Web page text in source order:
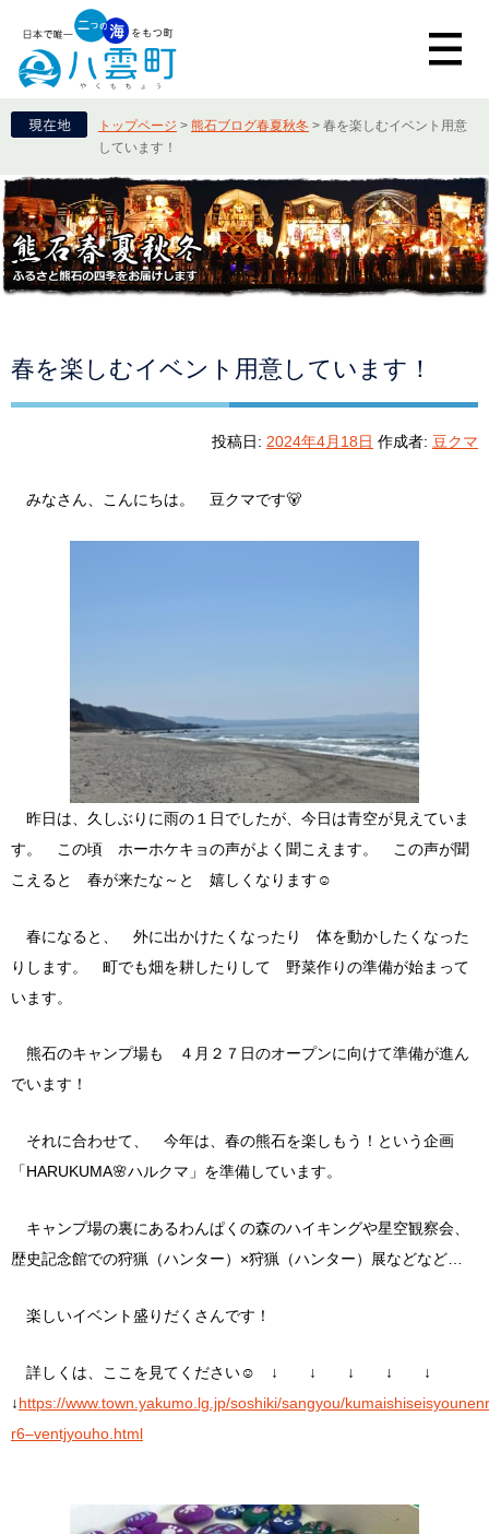
トップページ > 熊石ブログ春夏秋冬 > 春を楽しむイベント用意
しています！
春を楽しむイベント用意しています！
投稿日: 2024年4月18日 作成者: 豆クマ
みなさん、こんにちは。 豆クマです🐻
昨日は、久しぶりに雨の１日でしたが、今日は青空が見えていま
す。 この頃 ホーホケキョの声がよく聞こえます。 この声が聞
こえると 春が来たな～と 嬉しくなります☺
春になると、 外に出かけたくなったり 体を動かしたくなった
りします。 町でも畑を耕したりして 野菜作りの準備が始まって
います。
熊石のキャンプ場も ４月２７日のオープンに向けて準備が進ん
でいます！
それに合わせて、 今年は、春の熊石を楽しもう！という企画
「HARUKUMA🌸ハルクマ」を準備しています。
キャンプ場の裏にあるわんぱくの森のハイキングや星空観察会、
歴史記念館での狩猟（ハンター）×狩猟（ハンター）展などなど…
楽しいイベント盛りだくさんです！
詳しくは、ここを見てください☺ ↓ ↓ ↓ ↓ ↓
↓https://www.town.yakumo.lg.jp/soshiki/sangyou/
r6–ventjyouho.html